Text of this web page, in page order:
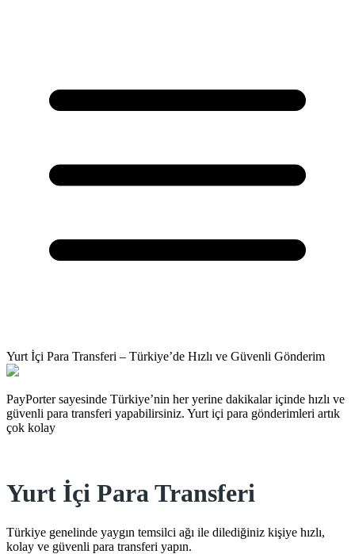
Yurt İçi Para Transferi – Türkiye’de Hızlı ve Güvenli Gönderim
PayPorter sayesinde Türkiye’nin her yerine dakikalar içinde hızlı ve
güvenli para transferi yapabilirsiniz. Yurt içi para gönderimleri artık
çok kolay
Yurt İçi Para Transferi
Türkiye genelinde yaygın temsilci ağı ile dilediğiniz kişiye hızlı,
kolay ve güvenli para transferi yapın.